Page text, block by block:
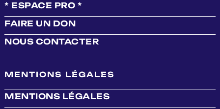
* ESPACE PRO *
FAIRE UN DON
NOUS CONTACTER
MENTIONS LÉGALES
MENTIONS LÉGALES